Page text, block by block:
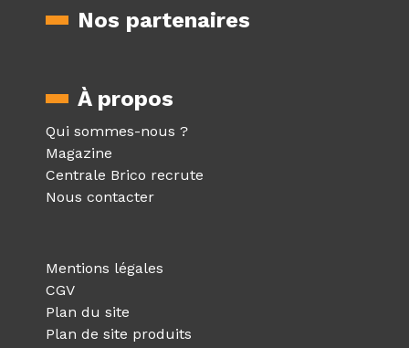
Nos partenaires
À propos
Qui sommes-nous ?
Magazine
Centrale Brico recrute
Nous contacter
Mentions légales
CGV
Plan du site
Plan de site produits